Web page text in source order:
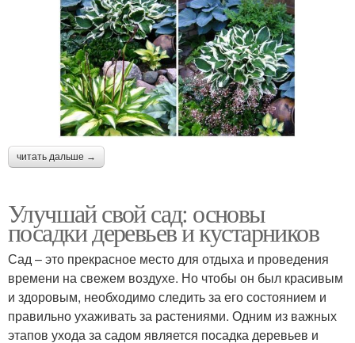
читать дальше →
Улучшай свой сад: основы
посадки деревьев и кустарников
Сад – это прекрасное место для отдыха и проведения
времени на свежем воздухе. Но чтобы он был красивым
и здоровым, необходимо следить за его состоянием и
правильно ухаживать за растениями. Одним из важных
этапов ухода за садом является посадка деревьев и